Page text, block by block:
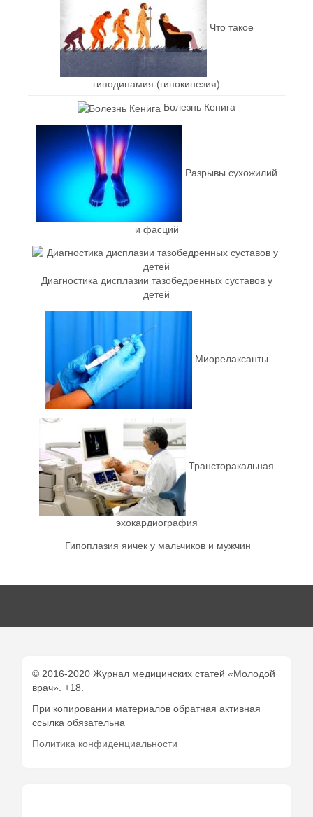
Что такое
гиподинамия (гипокинезия)
Болезнь Кенига
Разрывы сухожилий
и фасций
Диагностика дисплазии тазобедренных суставов у
детей
Миорелаксанты
Трансторакальная
эхокардиография
Гипоплазия яичек у мальчиков и мужчин
© 2016-2020 Журнал медицинских статей «Молодой
врач». +18.
При копировании материалов обратная активная
ссылка обязательна
Политика конфиденциальности